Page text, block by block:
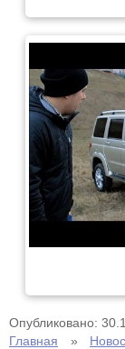
Опубликовано:
Главная »